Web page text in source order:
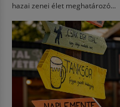
hazai zenei élet meghatározó...